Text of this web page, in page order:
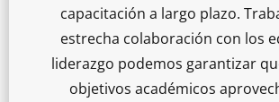
capacitación a largo plazo.
estrecha colaboración con los
liderazgo podemos garantizar
objetivos académicos